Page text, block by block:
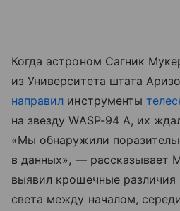
Когда астроном Сагник
из Университета штата
направил инструменты
на звезду WASP-94 A, их
«Мы обнаружили
в данных», — рассказывает
выявил крошечные различия
света между началом,